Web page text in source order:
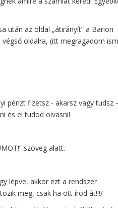
után az oldal „átirányít” a Barion
oldalra, (itt megragadom
pénzt fizetsz - akarsz vagy tudsz
és el tudod olvasni!
szöveg alatt.
lépve, akkor ezt a rendszer
meg, csak ha ott írod át!!!/